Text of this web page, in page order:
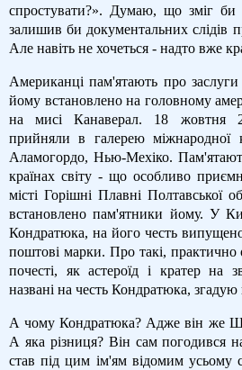
спростувати?». Думаю, що зміг
залишив би документальних слідів
Але навіть не хочеться - надто вже
Американці пам'ятають про
йому встановлено на головному
на мисі Канаверал. 18 жовтня
прийняли в галерею міжнародної
Аламогордо, Нью-Мехіко.
країнах світу - що особливо
місті Горішні Плавні Полтавської
встановлено пам'ятники йому. У
Кондратюка, на його честь випущено
поштові марки. Про такі, практично
почесті, як астероїд і кратер на
названі на честь Кондратюка,
А чому Кондратюка? Адже він же
А яка різниця? Він сам погодився
став під цим ім'ям відомим усьому